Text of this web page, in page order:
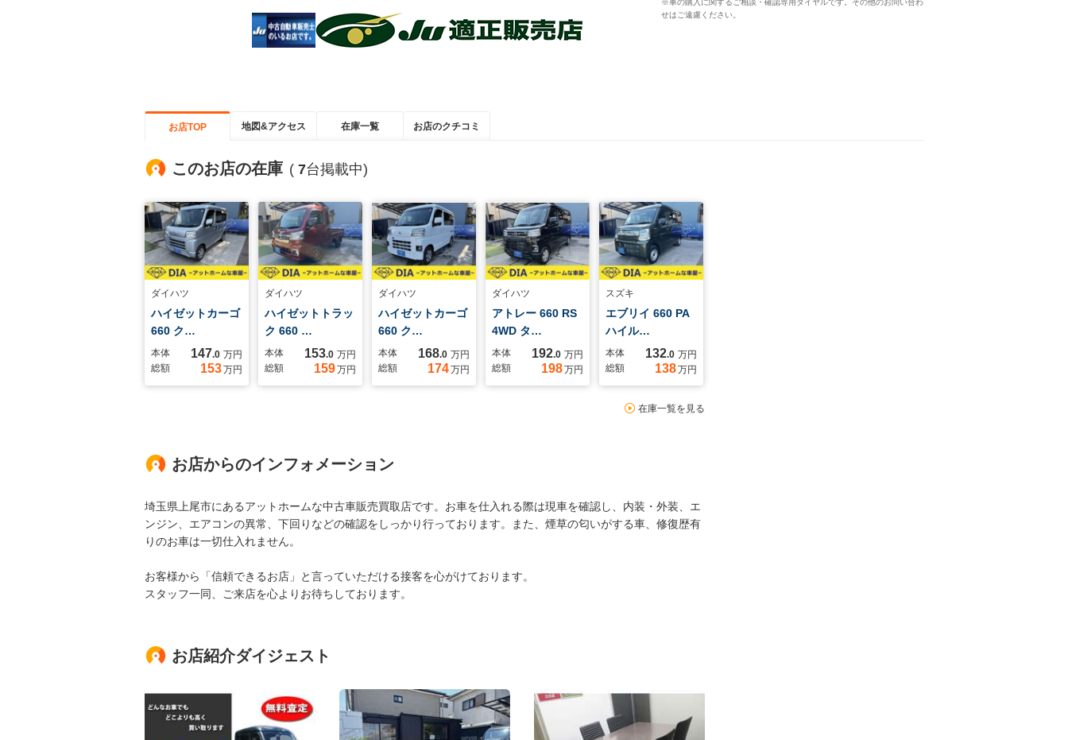
※車の購入に関するご相談・確認専用ダイヤルです。その他のお問い合わ
せはご遠慮ください。
お店TOP 地図&アクセス 在庫一覧 お店のクチコミ
このお店の在庫 ( 7台掲載中)
ダイハツ
ハイゼットカーゴ
660 ク…
本体 147.0 万円
総額
153万円
ダイハツ
ハイゼットトラッ
ク 660 …
本体 153.0 万円
総額
159万円
ダイハツ
ハイゼットカーゴ
660 ク…
本体 168.0 万円
総額
174万円
ダイハツ
アトレー 660 RS
4WD タ…
本体 192.0 万円
総額
198万円
スズキ
エブリイ 660 PA
ハイル…
本体 132.0 万円
総額
138万円
在庫一覧を見る
お店からのインフォメーション
埼玉県上尾市にあるアットホームな中古車販売買取店です。お車を仕入れる際は現車を確認し、内装・外装、エ
ンジン、エアコンの異常、下回りなどの確認をしっかり行っております。また、煙草の匂いがする車、修復歴有
りのお車は一切仕入れません。
お客様から「信頼できるお店」と言っていただける接客を心がけております。
スタッフ一同、ご来店を心よりお待ちしております。
お店紹介ダイジェスト